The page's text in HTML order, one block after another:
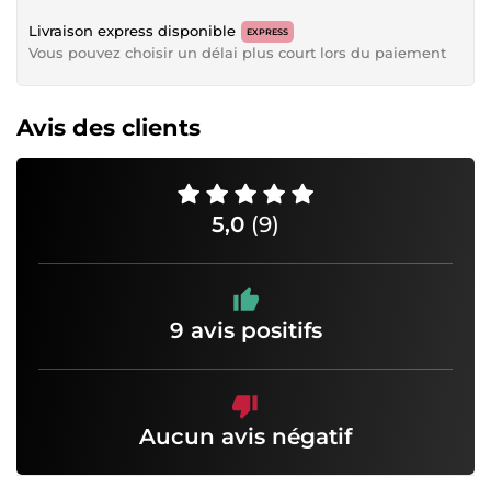
Livraison express disponible EXPRESS
Vous pouvez choisir un délai plus court lors du paiement
Avis des clients
5,0 (9)
9 avis positifs
Aucun avis négatif